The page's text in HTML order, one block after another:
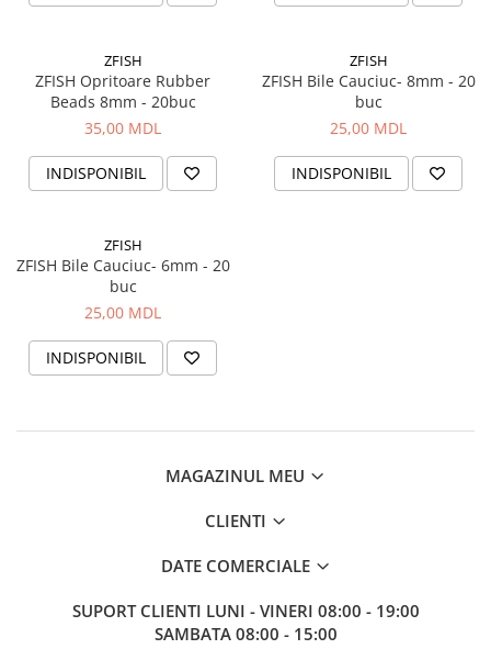
ZFISH
ZFISH Opritoare Rubber
Beads 8mm - 20buc
35,00 MDL
INDISPONIBIL
ZFISH
ZFISH Bile Cauciuc- 8mm - 20
buc
25,00 MDL
INDISPONIBIL
ZFISH
ZFISH Bile Cauciuc- 6mm - 20
buc
25,00 MDL
INDISPONIBIL
MAGAZINUL MEU
CLIENTI
DATE COMERCIALE
SUPORT CLIENTI LUNI - VINERI 08:00 - 19:00
SAMBATA 08:00 - 15:00